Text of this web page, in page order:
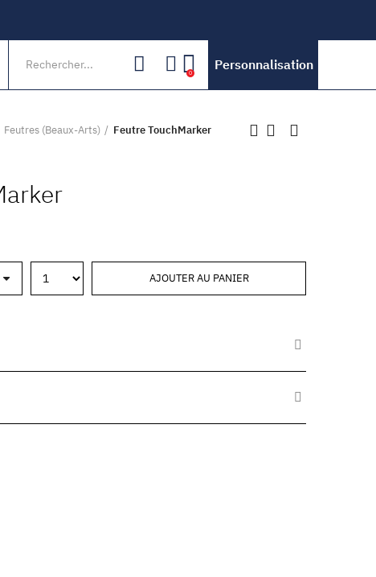
0
Personnalisation
Feutres (Beaux-Arts) Feutre TouchMarker
AJOUTER AU PANIER